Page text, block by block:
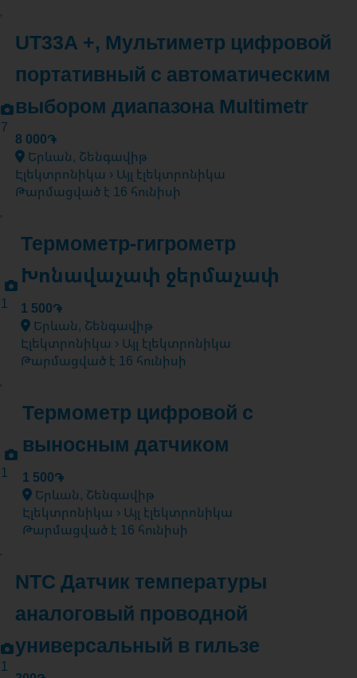
7
UT33A +, Мультиметр цифровой
портативный с автоматическим
выбором диапазона Multimetr
8 000֏
Երևան, Շենգավիթ
Էլեկտրոնիկա › Այլ էլեկտրոնիկա
Թարմացված է 16 հունիսի
1
Термометр-гигрометр
Խոնավաչափ ջերմաչափ
1 500֏
Երևան, Շենգավիթ
Էլեկտրոնիկա › Այլ էլեկտրոնիկա
Թարմացված է 16 հունիսի
1
Термометр цифровой с
выносным датчиком
1 500֏
Երևան, Շենգավիթ
Էլեկտրոնիկա › Այլ էլեկտրոնիկա
Թարմացված է 16 հունիսի
1
NTC Датчик температуры
аналоговый проводной
универсальный в гильзе